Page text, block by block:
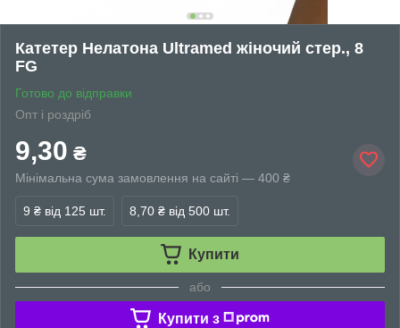
Катетер Нелатона Ultramed жіночий стер., 8
FG
Готово до відправки
Опт і роздріб
9,30 ₴
Мінімальна сума замовлення на сайті — 400 ₴
9 ₴ від 125 шт. 8,70 ₴ від 500 шт.
Купити
або
Купити з